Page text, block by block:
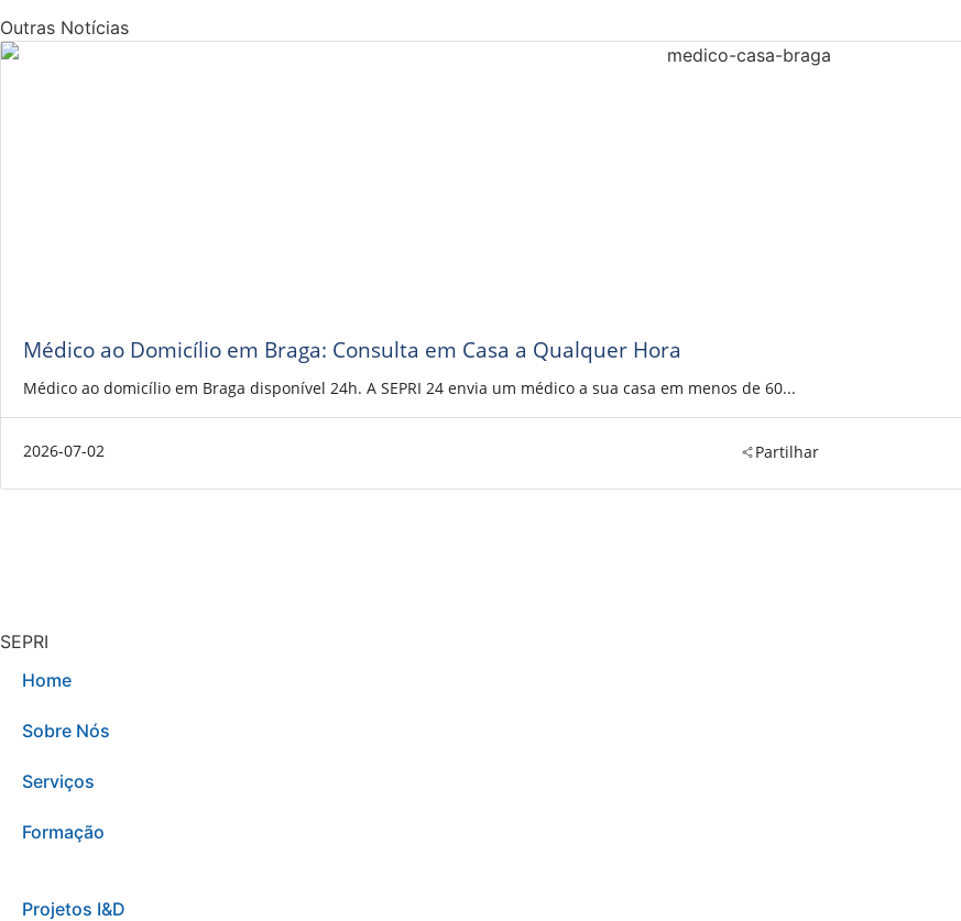
Outras Notícias
Médico ao Domicílio em Braga: Consulta em Casa a Qualquer Hora
Médico ao domicílio em Braga disponível 24h. A SEPRI 24 envia um médico a sua casa em menos de 60...
2026-07-02 Partilhar
SEPRI
Home
Sobre Nós
Serviços
Formação
Projetos I&D